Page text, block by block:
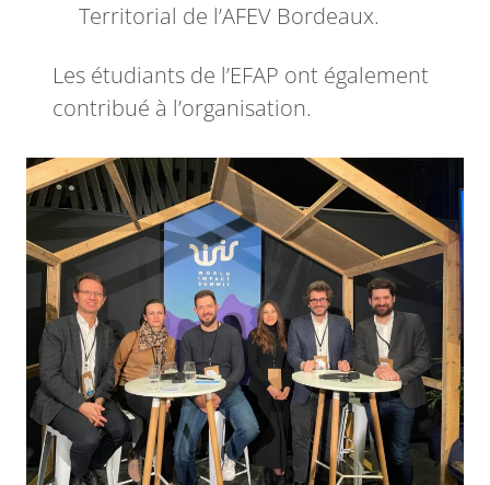
Territorial de l’AFEV Bordeaux.
Les étudiants de l’EFAP ont également
contribué à l’organisation.